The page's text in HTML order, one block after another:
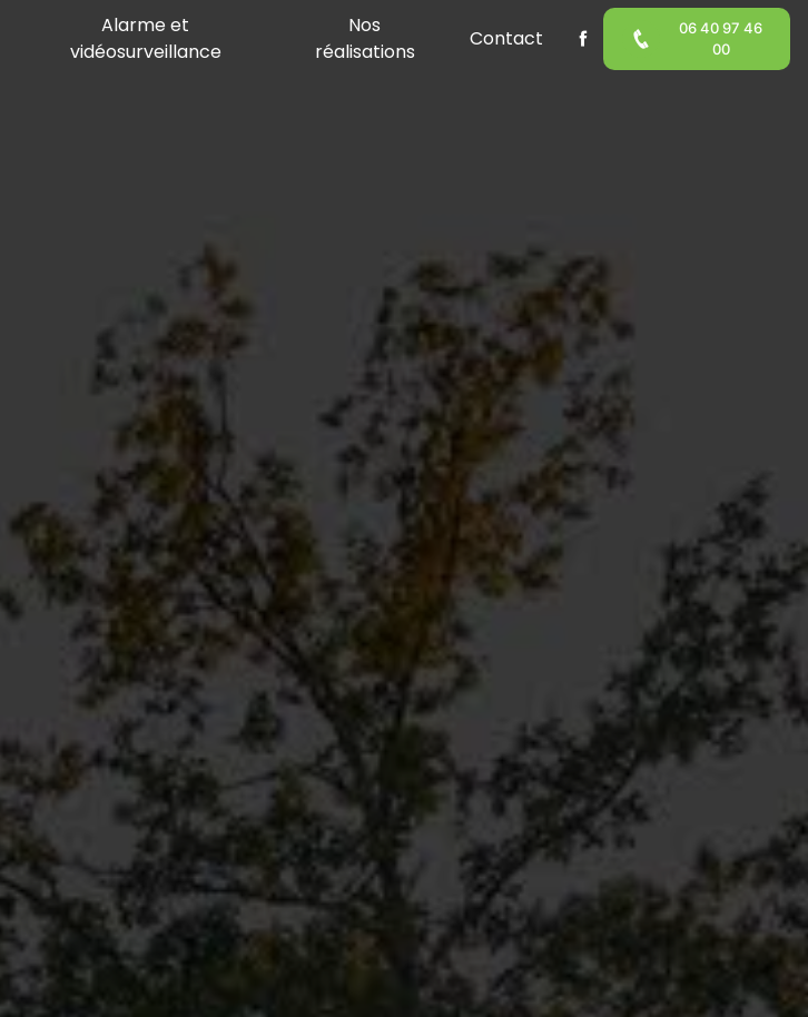
Alarme et
vidéosurveillance
Nos
réalisations
Contact
06 40 97 46
00